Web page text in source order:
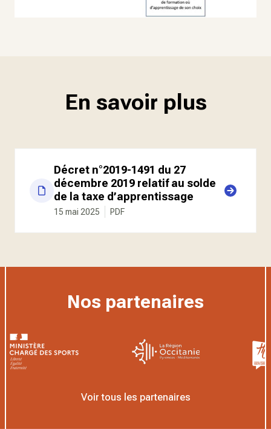
En savoir plus
Décret n°2019-1491 du 27
décembre 2019 relatif au solde
de la taxe d’apprentissage
15 mai 2025 PDF
Nos partenaires
Voir tous les partenaires